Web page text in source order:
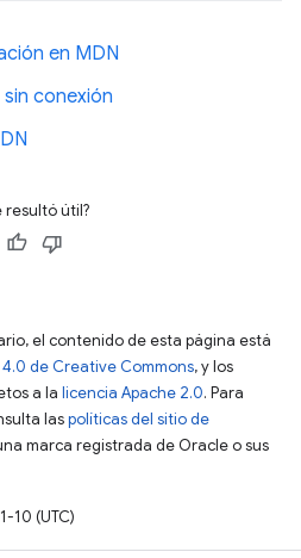
en MDN
conexión
resultó útil?
el contenido de esta página está
de Creative Commons, y los
a la licencia Apache 2.0. Para
laspolíticas del sitio de
marca registrada de Oracle o sus
10 (UTC)